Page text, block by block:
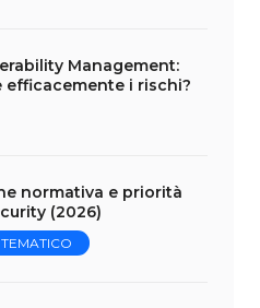
Management:
efficacemente i rischi?
normativa e priorità
(2026)